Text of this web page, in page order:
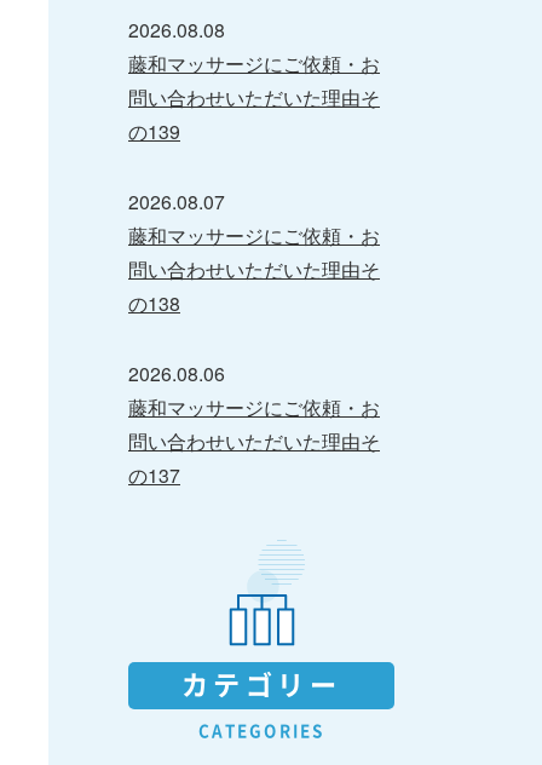
2026.08.08
藤和マッサージにご依頼・お
問い合わせいただいた理由そ
の139
2026.08.07
藤和マッサージにご依頼・お
問い合わせいただいた理由そ
の138
2026.08.06
藤和マッサージにご依頼・お
問い合わせいただいた理由そ
の137
カテゴリー
CATEGORIES